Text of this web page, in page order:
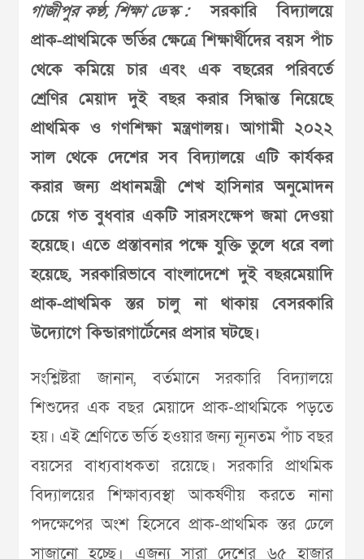
গাজীপুর কণ্ঠ, শিক্ষা ডেস্ক :সরকারি বিদ্যালয়ে
প্রাক-প্রাথমিকে ভর্তির ক্ষেত্রে শিক্ষার্থীদের বয়স পাঁচ
থেকে কমিয়ে চার এবং এক বছরের পরিবর্তে
শ্রেণির মেয়াদ দুই বছর করার সিদ্ধান্ত নিয়েছে
প্রাথমিক ও গণশিক্ষা মন্ত্রণালয়। আগামী ২০২২
সাল থেকে দেশের সব বিদ্যালয়ে এটি কার্যকর
করার জন্য প্রধানমন্ত্রী শেখ হাসিনার অনুমোদন
চেয়ে গত বুধবার একটি সারসংক্ষেপ জমা দেওয়া
হয়েছে। এতে প্রস্তাবনার পক্ষে যুক্তি তুলে ধরে বলা
হয়েছে, সরকারিভাবে বাংলাদেশে দুই বছরমেয়াদি
প্রাক-প্রাথমিক স্তর চালু না থাকায় বেসরকারি
উদ্যোগেকিন্ডারগার্টেনের প্রসার ঘটছে।
সংশ্লিষ্টরা জানান, বর্তমানে সরকারি বিদ্যালয়ে
শিশুদের এক বছর মেয়াদে প্রাক-প্রাথমিকে পড়তে
হয়। এই শ্রেণিতে ভর্তি হওয়ার জন্য ন্যূনতম পাঁচ বছর
বয়সের বাধ্যবাধকতা রয়েছে। সরকারি প্রাথমিক
বিদ্যালয়ের শিক্ষাব্যবস্থা আকর্ষণীয় করতে নানা
পদক্ষেপের অংশ হিসেবে প্রাক-প্রাথমিক স্তর ঢেলে
সাজানো হচ্ছে। এজন্য সারা দেশের ৬৫ হাজার